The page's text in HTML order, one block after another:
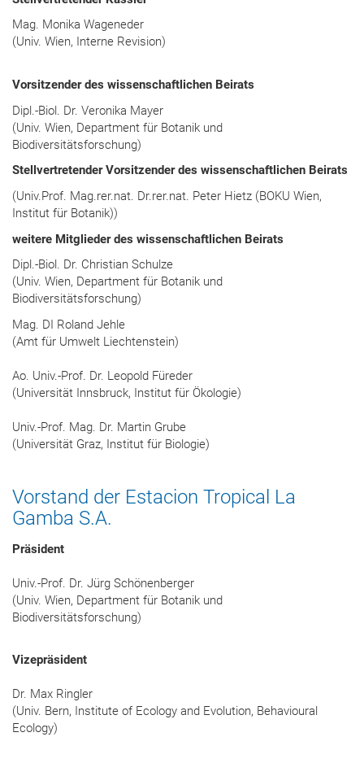
Mag. Monika Wageneder
(Univ. Wien, Interne Revision)
Vorsitzender des wissenschaftlichen Beirats
Dipl.-Biol. Dr. Veronika Mayer
(Univ. Wien, Department für Botanik und
Biodiversitätsforschung)
Stellvertretender Vorsitzender des wissenschaftlichen Beirats
(Univ.Prof. Mag.rer.nat. Dr.rer.nat. Peter Hietz (BOKU Wien,
Institut für Botanik))
weitere Mitglieder des wissenschaftlichen Beirats
Dipl.-Biol. Dr. Christian Schulze
(Univ. Wien, Department für Botanik und
Biodiversitätsforschung)
Mag. DI Roland Jehle
(Amt für Umwelt Liechtenstein)
Ao. Univ.-Prof. Dr. Leopold Füreder
(Universität Innsbruck, Institut für Ökologie)
Univ.-Prof. Mag. Dr. Martin Grube
(Universität Graz, Institut für Biologie)
Vorstand der Estacion Tropical La
Gamba S.A.
Präsident
Univ.-Prof. Dr. Jürg Schönenberger
(Univ. Wien, Department für Botanik und
Biodiversitätsforschung)
Vizepräsident
Dr. Max Ringler
(Univ. Bern, Institute of Ecology and Evolution, Behavioural
Ecology)